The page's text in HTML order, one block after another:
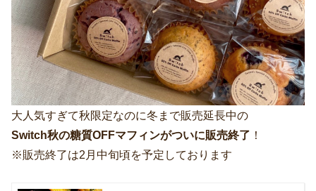
大人気すぎて秋限定なのに冬まで販売延長中の
Switch秋の糖質OFFマフィンがついに販売終了 ！
※販売終了は2月中旬頃を予定しております